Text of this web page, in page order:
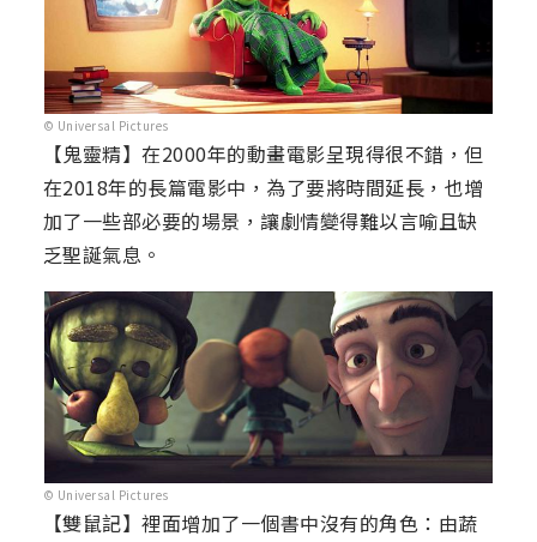
© Universal Pictures
【鬼靈精】在2000年的動畫電影呈現得很不錯，但
在2018年的長篇電影中，為了要將時間延長，也增
加了一些部必要的場景，讓劇情變得難以言喻且缺
乏聖誕氣息。
© Universal Pictures
【雙鼠記】裡面增加了一個書中沒有的角色：由蔬